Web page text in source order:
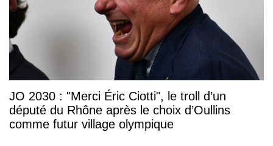
JO 2030 : "Merci Éric Ciotti", le troll d’un
député du Rhône après le choix d’Oullins
comme futur village olympique